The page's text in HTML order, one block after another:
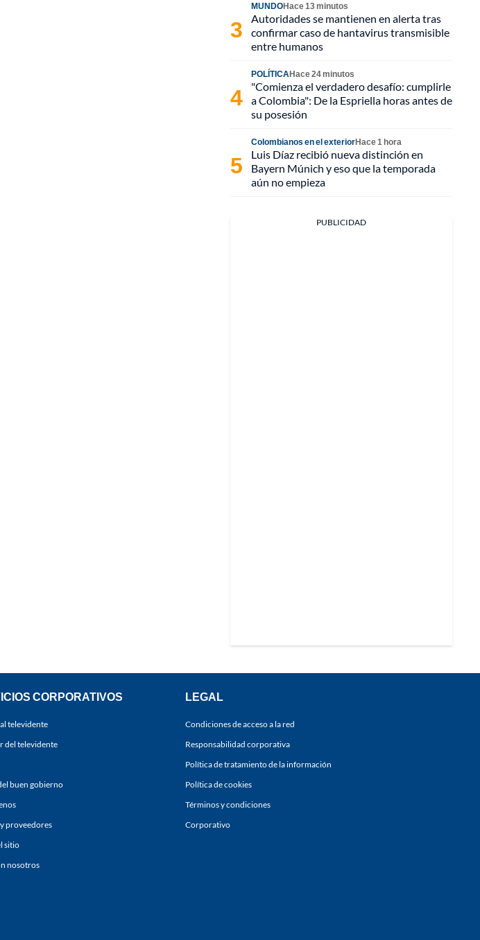
MUNDOHace 13 minutos
Autoridades se mantienen en alerta tras
confirmar caso de hantavirus transmisible
entre humanos
POLÍTICAHace 24 minutos
"Comienza el verdadero desafío: cumplirle
a Colombia": De la Espriella horas antes de
su posesión
Colombianos en el exteriorHace 1 hora
Luis Díaz recibió nueva distinción en
Bayern Múnich y eso que la temporada
aún no empieza
PUBLICIDAD
CORPORATIVOS
televidente
del televidente
buen gobierno
proveedores
sitio
nosotros
LEGAL
Condiciones de acceso a la red
Responsabilidad corporativa
Política de tratamiento de la información
Política de cookies
Términos y condiciones
Corporativo